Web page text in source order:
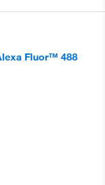
Fluor™ 488